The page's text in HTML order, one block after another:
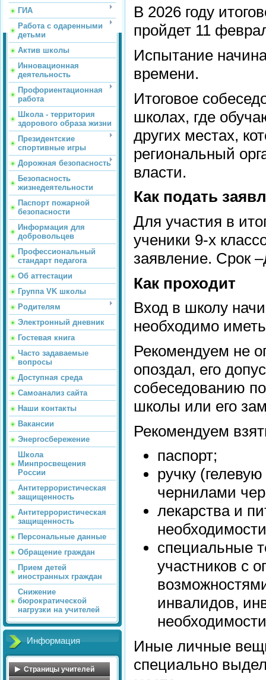
ГИА
Работа с одаренными
детьми
Актив школы
Инновационная
деятельность
Профориентационная
работа
Школа - территория
здорового образа жизни
Президентские
спортивные игры
Дорожная безопасность
Безопасность
жизнедеятельности
Паспорт пожарной
безопасности
Информация для
добровольцев
Профессиональный
стандарт педагога
Об аттестации
Группа VK школы
Родителям
Электронный дневник
Гостевая книга
Часто задаваемые
вопросы
Доступная среда
Самоанализ сайта
Наши контакты
Вакансии
Энергосбережение
Школа
Минпросвещения
России
Антитеррористическая
защищенность
Антитеррористическая
защищенность
Персональные данные
Обращение граждан
Прием детей
иностранных граждан
Снижение
бюрократической
нагрузки на учителей
Информация
Страницы учителей
В 2026 году
пройдет 11
Испытание
времени.
Итоговое
школах, где
других местах,
региональный
власти.
Как подать
Для участия в
ученики 9-х
заявление. Срок
Как проходит
Вход в школу
необходимо
Рекомендуем не
опоздал, его
собеседованию
школы или его
Рекомендуем
паспорт;
ручку
чернилами
лекарства и
специальные
участников с
инвалидов,
Иные личные
специально